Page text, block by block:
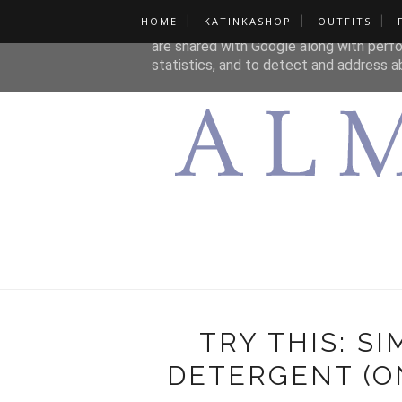
HOME KATINKASHOP OUTFITS
TRY THIS:
DETERGENT
This site uses cookies from Google to
are shared with Google along with
statistics, and to detect and address